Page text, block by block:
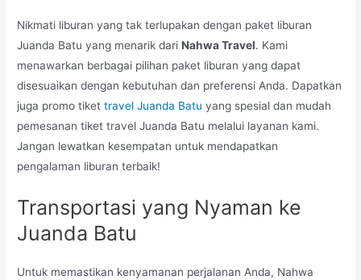
Nikmati liburan yang tak terlupakan dengan paket liburan
Juanda Batu yang menarik dariNahwa Travel. Kami
menawarkan berbagai pilihan paket liburan yang dapat
disesuaikan dengan kebutuhan dan preferensi Anda. Dapatkan
juga promo tikettravel Juanda Batu yang spesial dan mudah
pemesanan tiket travel Juanda Batu melalui layanan kami.
Jangan lewatkan kesempatan untuk mendapatkan
pengalaman liburan terbaik!
Transportasi yang Nyaman ke
Juanda Batu
Untuk memastikan kenyamanan perjalanan Anda, Nahwa